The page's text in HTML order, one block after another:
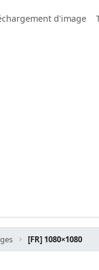
d'image
[FR] 1080×1080